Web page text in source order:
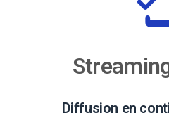
Diffusion en